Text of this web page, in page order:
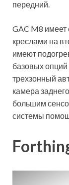
передний.
GAC M8 имеет
креслами на
имеют
базовых
трехзонный
камера
большим
системы